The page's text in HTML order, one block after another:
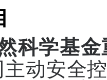
科学基
动安全